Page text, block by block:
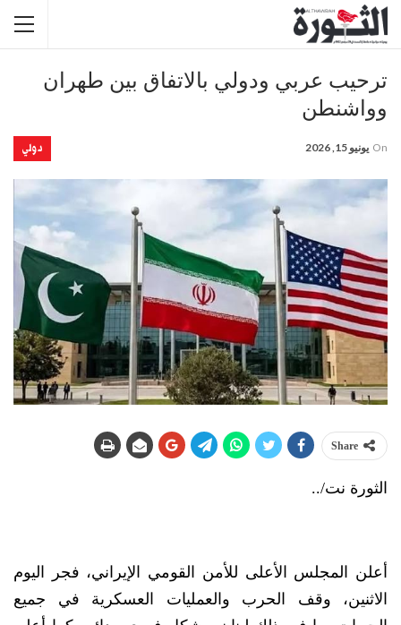
ترحيب عربي ودولي بالاتفاق بين طهران
وواشنطن
دولي On يونيو 15, 2026
Share
الثورة نت/..
أعلن المجلس الأعلى للأمن القومي الإيراني، فجر اليوم
الاثنين، وقف الحرب والعمليات العسكرية في جميع